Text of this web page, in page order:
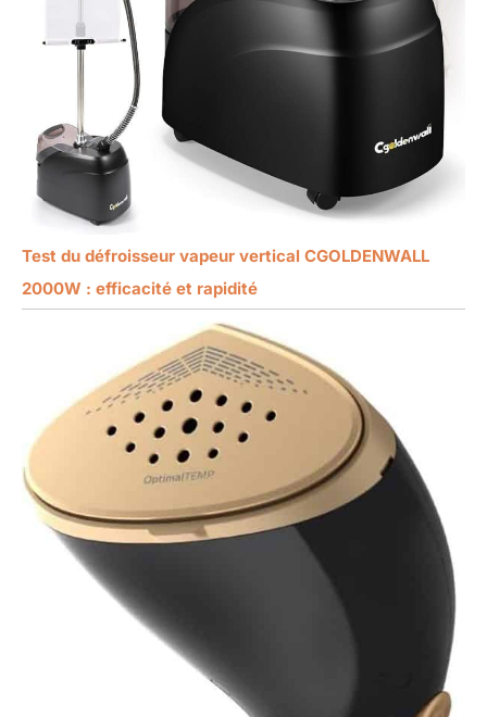
Test du défroisseur vapeur vertical CGOLDENWALL
2000W : efficacité et rapidité